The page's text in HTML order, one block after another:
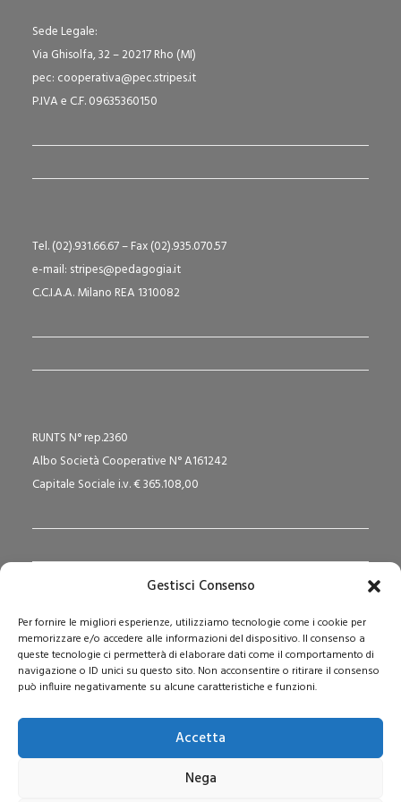
Gestisci Consenso
Per fornire le migliori esperienze, utilizziamo tecnologie come i cookie per
memorizzare e/o accedere alle informazioni del dispositivo. Il consenso a
queste tecnologie ci permetterà di elaborare dati come il comportamento di
navigazione o ID unici su questo sito. Non acconsentire o ritirare il consenso
può influire negativamente su alcune caratteristiche e funzioni.
Accetta
Nega
Sede Legale:
Via Ghisolfa, 32 – 20217 Rho (MI)
pec: cooperativa@pec.stripes.it
P.IVA e C.F. 09635360150
Tel. (02).931.66.67 – Fax (02).935.070.57
e-mail: stripes@pedagogia.it
C.C.I.A.A. Milano REA 1310082
RUNTS N° rep.2360
Albo Società Cooperative N° A161242
Capitale Sociale i.v. € 365.108,00
Via San Domenico Savio, 6 – 20017 Rho (MI)
Reg. Tribunale: n. 187 del 29/03/97 | ISSN: 1593-2259
Web:www.pedagogia.it